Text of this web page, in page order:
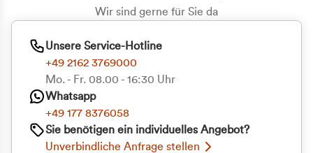
Wir sind gerne für Sie da
Unsere Service-Hotline
+49 2162 3769000
Mo. - Fr. 08.00 - 16:30 Uhr
Whatsapp
+49 177 8376058
Sie benötigen ein individuelles Angebot?
Unverbindliche Anfrage stellen